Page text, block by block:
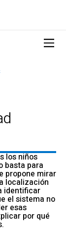
los niños
basta para
propone mirar
localización
identificar
el sistema no
esas
por qué